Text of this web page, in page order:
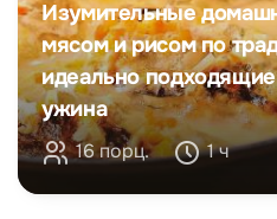
Изумительные
мясом и рисом по
идеально
ужина
16 порц. 1 ч